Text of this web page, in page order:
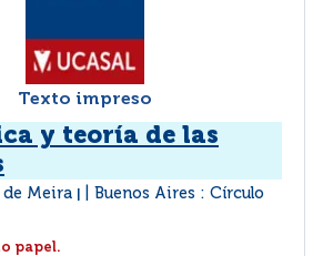
Texto impreso
y teoría de las
de Meira
Buenos Aires : Círculo
papel.